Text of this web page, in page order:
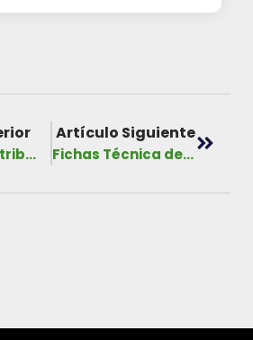
Segunda Contribución Determinada a Nivel Nacional (CDN2)
Artículo Siguiente
Fichas Técnica de las Área Protegidas